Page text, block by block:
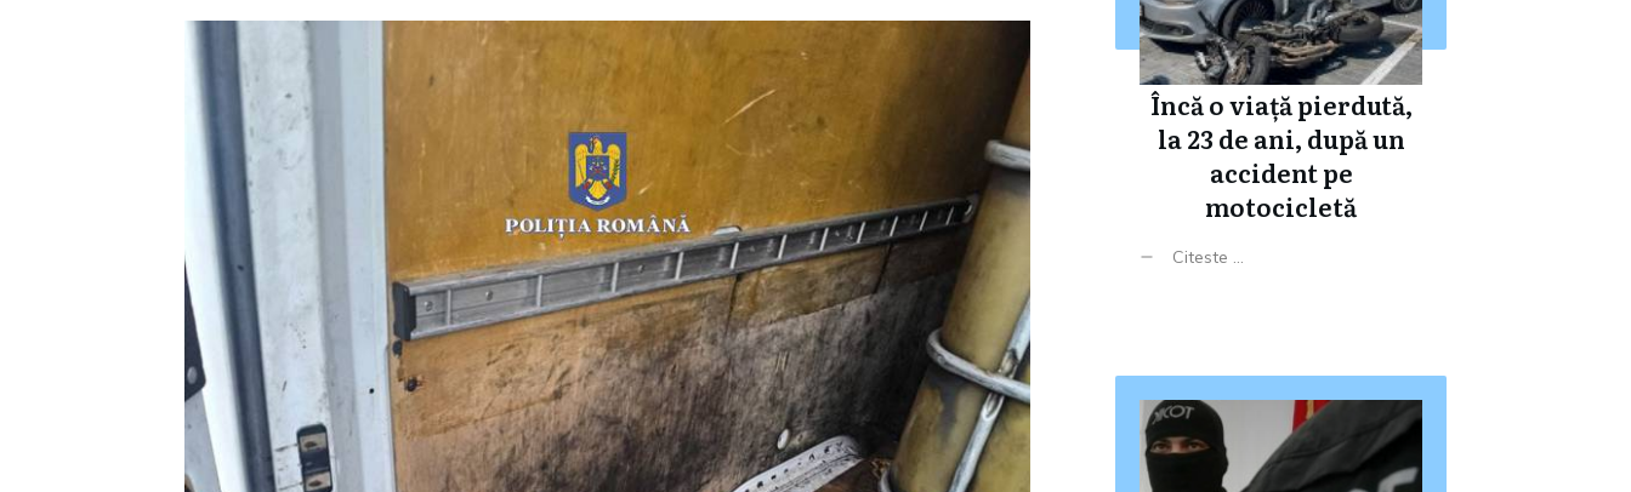
Încă o viață pierdută,
la 23 de ani, după un
accident pe
motocicletă
Citeste ...